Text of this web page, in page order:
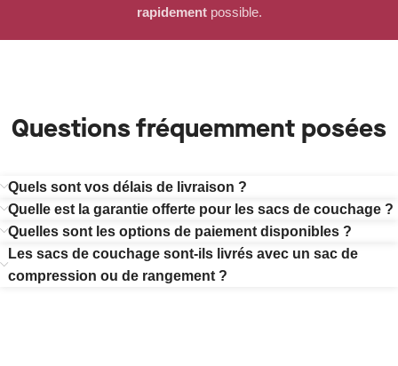
rapidementpossible.
Questions fréquemment posées
Quels sont vos délais de livraison ?
Quelle est la garantie offerte pour les sacs de couchage ?
Quelles sont les options de paiement disponibles ?
Les sacs de couchage sont-ils livrés avec un sac de
compression ou de rangement ?